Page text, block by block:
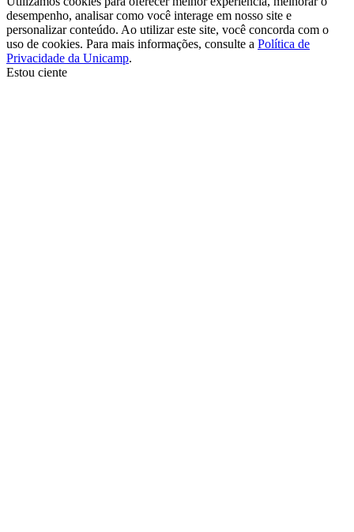
desempenho, analisar como você interage em nosso site e
personalizar conteúdo. Ao utilizar este site, você concorda com o
uso de cookies. Para mais informações, consulte a Política de
Privacidade da Unicamp.
Estou ciente